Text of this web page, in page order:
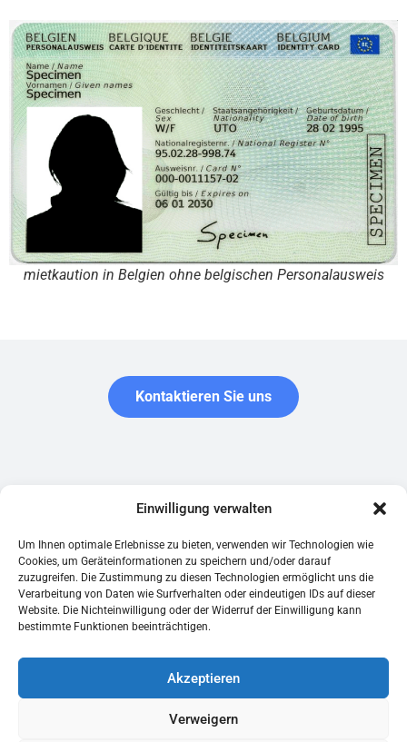
Einwilligung verwalten
Um Ihnen optimale Erlebnisse zu bieten, verwenden wir Technologien wie
Cookies, um Geräteinformationen zu speichern und/oder darauf
zuzugreifen. Die Zustimmung zu diesen Technologien ermöglicht uns die
Verarbeitung von Daten wie Surfverhalten oder eindeutigen IDs auf dieser
Website. Die Nichteinwilligung oder der Widerruf der Einwilligung kann
bestimmte Funktionen beeinträchtigen.
Akzeptieren
Verweigern
mietkaution in Belgien ohne belgischen Personalausweis
Kontaktieren Sie uns
Garantie.be wird von der belgischen Gesellschaft Garantir SRL
herausgegeben, die bei der Banque carrefour des entreprises
(Nummer 0761.516.118) registriert ist und als
Versicherungsmakler bei der FSMA registriert ist.
Rechtliche Hinweise
Datenschutzrichtlinie
Cookie-Richtlinie
Leitfaden für Mieter
Online mietkaution
Brüssel